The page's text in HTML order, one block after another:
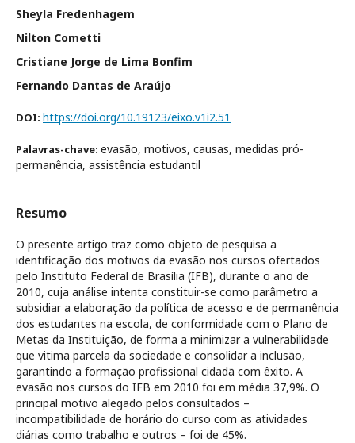
Sheyla Fredenhagem
Nilton Cometti
Cristiane Jorge de Lima Bonfim
Fernando Dantas de Araújo
DOI: https://doi.org/10.19123/eixo.v1i2.51
Palavras-chave: evasão, motivos, causas, medidas pró-
permanência, assistência estudantil
Resumo
O presente artigo traz como objeto de pesquisa a
identificação dos motivos da evasão nos cursos ofertados
pelo Instituto Federal de Brasília (IFB), durante o ano de
2010, cuja análise intenta constituir-se como parâmetro a
subsidiar a elaboração da política de acesso e de permanência
dos estudantes na escola, de conformidade com o Plano de
Metas da Instituição, de forma a minimizar a vulnerabilidade
que vitima parcela da sociedade e consolidar a inclusão,
garantindo a formação profissional cidadã com êxito. A
evasão nos cursos do IFB em 2010 foi em média 37,9%. O
principal motivo alegado pelos consultados –
incompatibilidade de horário do curso com as atividades
diárias como trabalho e outros – foi de 45%.